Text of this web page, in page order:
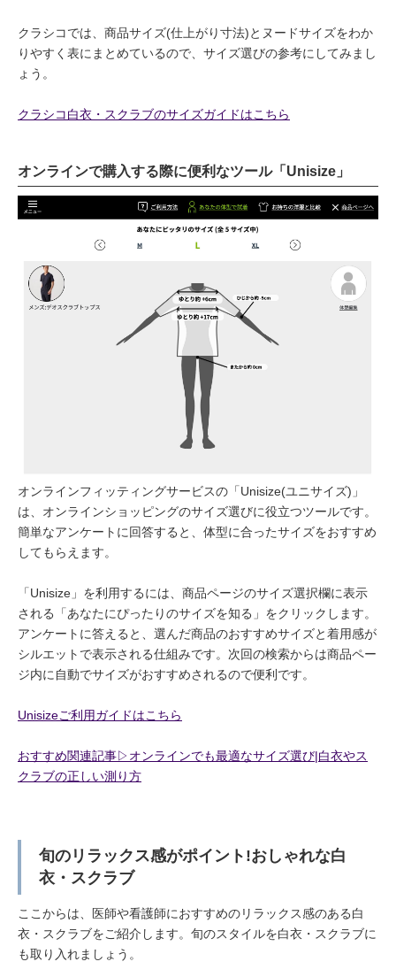
クラシコでは、商品サイズ(仕上がり寸法)とヌードサイズをわか
りやすく表にまとめているので、サイズ選びの参考にしてみまし
ょう。
クラシコ白衣・スクラブのサイズガイドはこちら
オンラインで購入する際に便利なツール「Unisize」
オンラインフィッティングサービスの「Unisize(ユニサイズ)」
は、オンラインショッピングのサイズ選びに役立つツールです。
簡単なアンケートに回答すると、体型に合ったサイズをおすすめ
してもらえます。
「Unisize」を利用するには、商品ページのサイズ選択欄に表示
される「あなたにぴったりのサイズを知る」をクリックします。
アンケートに答えると、選んだ商品のおすすめサイズと着用感が
シルエットで表示される仕組みです。次回の検索からは商品ペー
ジ内に自動でサイズがおすすめされるので便利です。
Unisizeご利用ガイドはこちら
おすすめ関連記事▷オンラインでも最適なサイズ選び|白衣やス
クラブの正しい測り方
旬のリラックス感がポイント!おしゃれな白
衣・スクラブ
ここからは、医師や看護師におすすめのリラックス感のある白
衣・スクラブをご紹介します。旬のスタイルを白衣・スクラブに
も取り入れましょう。